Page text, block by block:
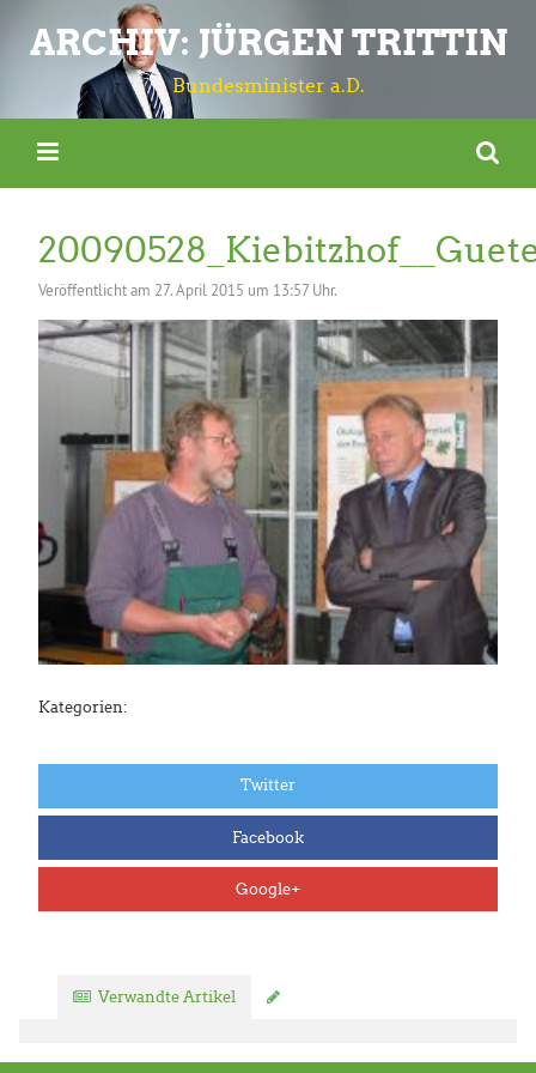
ARCHIV: JÜRGEN TRITTIN
Bundesminister a.D.
Veröffentlicht am 27. April 2015 um 13:57 Uhr.
Kategorien:
Twitter
Facebook
Google+
Verwandte Artikel